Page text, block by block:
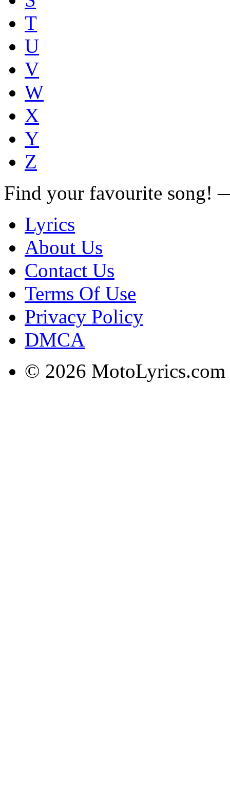
T
U
V
W
X
Y
Z
Find your favourite song!
Lyrics
About Us
Contact Us
Terms Of Use
Privacy Policy
DMCA
© 2026 MotoLyrics.com